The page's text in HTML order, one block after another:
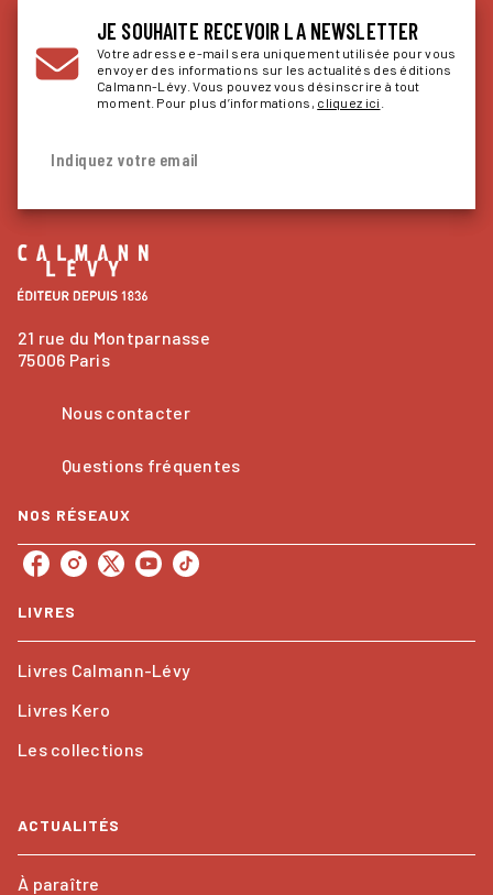
JE SOUHAITE RECEVOIR LA NEWSLETTER
Votre adresse e-mail sera uniquement utilisée pour vous
envoyer des informations sur les actualités des éditions
Calmann-Lévy. Vous pouvez vous désinscrire à tout
moment. Pour plus d’informations, cliquez ici
Indiquez votre email
21 rue du Montparnasse
75006 Paris
Nous contacter
Questions fréquentes
NOS RÉSEAUX
LIVRES
Livres Calmann-Lévy
Livres Kero
Les collections
ACTUALITÉS
À paraître